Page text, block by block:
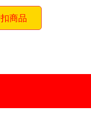
商品